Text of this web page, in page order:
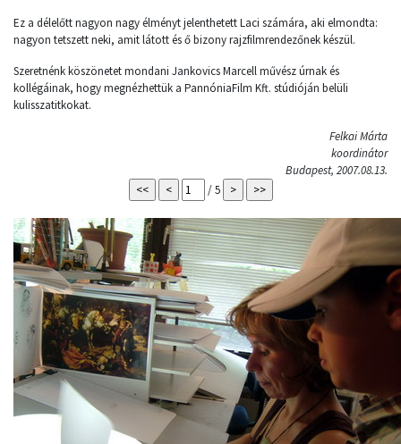
Ez a délelőtt nagyon nagy élményt jelenthetett Laci számára, aki elmondta:
nagyon tetszett neki, amit látott és ő bizony rajzfilmrendezőnek készül.
Szeretnénk köszönetet mondani Jankovics Marcell művész úrnak és
kollégáinak, hogy megnézhettük a PannóniaFilm Kft. stúdióján belüli
kulisszatitkokat.
Felkai Márta
koordinátor
Budapest, 2007.08.13.
/ 5